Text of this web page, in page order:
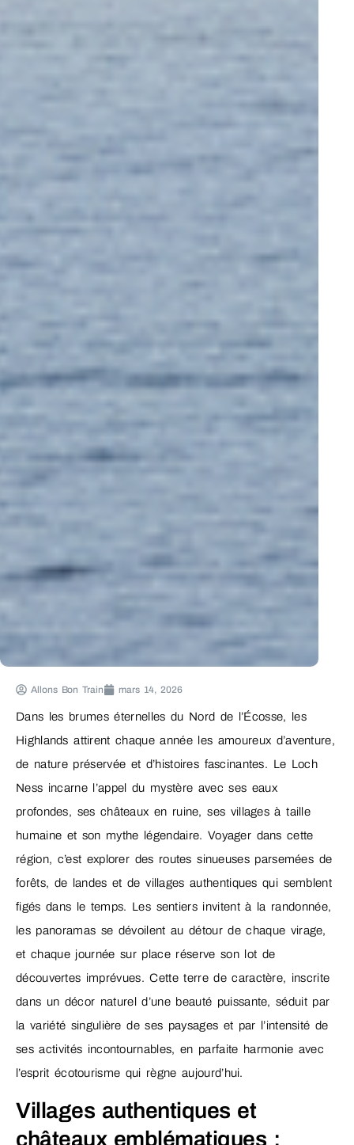
Allons Bon Train mars 14, 2026
Dans les brumes éternelles du Nord de l’Écosse, les
Highlands attirent chaque année les amoureux d’aventure,
de nature préservée et d’histoires fascinantes. Le Loch
Ness incarne l’appel du mystère avec ses eaux
profondes, ses châteaux en ruine, ses villages à taille
humaine et son mythe légendaire. Voyager dans cette
région, c’est explorer des routes sinueuses parsemées de
forêts, de landes et de villages authentiques qui semblent
figés dans le temps. Les sentiers invitent à la randonnée,
les panoramas se dévoilent au détour de chaque virage,
et chaque journée sur place réserve son lot de
découvertes imprévues. Cette terre de caractère, inscrite
dans un décor naturel d’une beauté puissante, séduit par
la variété singulière de ses paysages et par l’intensité de
ses activités incontournables, en parfaite harmonie avec
l’esprit écotourisme qui règne aujourd’hui.
Villages authentiques et
châteaux emblématiques :